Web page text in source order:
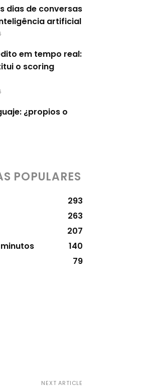
dias de conversas
artificial
em tempo real:
o scoring
¿propios o
POPULARES
293
263
207
140
79
NEXT ARTICLE